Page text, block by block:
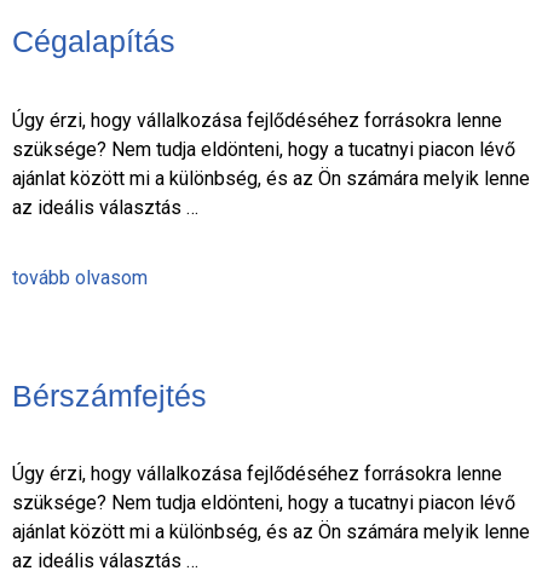
Cégalapítás
Úgy érzi, hogy vállalkozása fejlődéséhez forrásokra lenne
szüksége? Nem tudja eldönteni, hogy a tucatnyi piacon lévő
ajánlat között mi a különbség, és az Ön számára melyik lenne
az ideális választás …
tovább olvasom
Bérszámfejtés
Úgy érzi, hogy vállalkozása fejlődéséhez forrásokra lenne
szüksége? Nem tudja eldönteni, hogy a tucatnyi piacon lévő
ajánlat között mi a különbség, és az Ön számára melyik lenne
az ideális választás …